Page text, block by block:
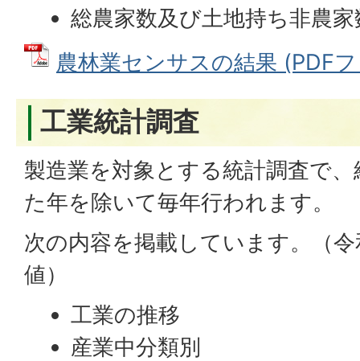
総農家数及び土地持ち非農家
農林業センサスの結果 (PDF
工業統計調査
製造業を対象とする統計調査で
た年を除いて毎年行われます。
次の内容を掲載しています。（
値）
工業の推移
産業中分類別